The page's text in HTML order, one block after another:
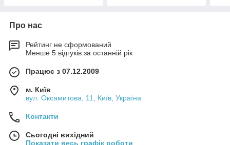
Про нас
Рейтинг не сформований
Менше 5 відгуків за останній рік
Працює з 07.12.2009
м. Київ
вул. Оксамитова, 11, Київ, Україна
Контакти
Сьогодні вихідний
Показати весь графік роботи